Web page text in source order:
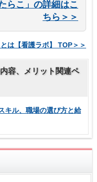
らこ」の詳細はこ
ちら＞＞
は【看護ラボ】 TOP＞＞
容、メリット関連ペ
キル、職場の選び方と給